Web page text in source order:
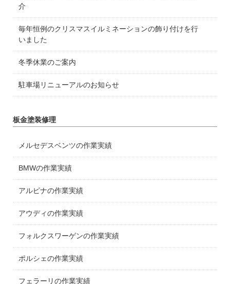
介
毎年恒例のクリスマスイルミネーションの飾り付けを行
いました
冬季休業のご案内
駐車場リニューアルのお知らせ
板金塗装修理
メルセデスベンツの作業実績
BMWの作業実績
アルピナの作業実績
アウディの作業実績
フォルクスワーゲンの作業実績
ポルシェの作業実績
フェラーリの作業実績